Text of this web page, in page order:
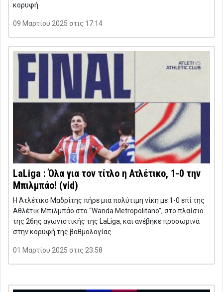
κορυφή
09 Μαρτίου 2025 στις 17:14
LaLiga : Όλα για τον τίτλο η Ατλέτικο, 1-0 την
Μπιλμπάο! (vid)
Η Ατλέτικο Μαδρίτης πήρε μια πολύτιμη νίκη με 1-0 επί της
Αθλέτικ Μπιλμπάο στο “Wanda Metropolitano”, στο πλαίσιο
της 26ης αγωνιστικής της LaLiga, και ανέβηκε προσωρινά
στην κορυφή της βαθμολογίας.
01 Μαρτίου 2025 στις 23:58